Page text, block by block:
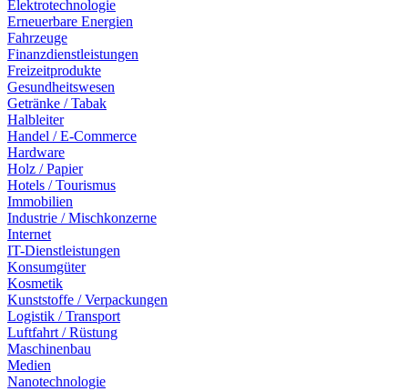
Elektrotechnologie
Erneuerbare Energien
Fahrzeuge
Finanzdienstleistungen
Freizeitprodukte
Gesundheitswesen
Getränke / Tabak
Halbleiter
Handel / E-Commerce
Hardware
Holz / Papier
Hotels / Tourismus
Immobilien
Industrie / Mischkonzerne
Internet
IT-Dienstleistungen
Konsumgüter
Kosmetik
Kunststoffe / Verpackungen
Logistik / Transport
Luftfahrt / Rüstung
Maschinenbau
Medien
Nanotechnologie